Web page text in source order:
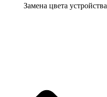
Замена цвета устройства